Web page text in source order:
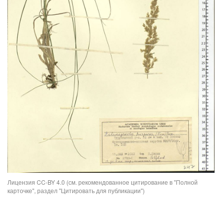
Лицензия CC-BY 4.0 (см. рекомендованное цитирование в "Полной
карточке", раздел "Цитировать для публикации")